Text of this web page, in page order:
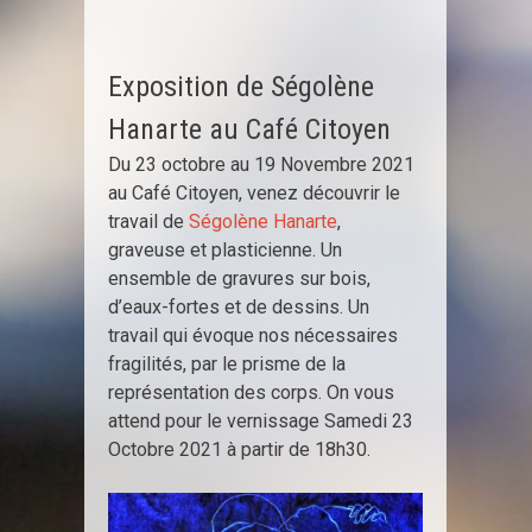
Exposition de Ségolène
Hanarte au Café Citoyen
Du 23 octobre au 19 Novembre 2021
au Café Citoyen, venez découvrir le
travail de Ségolène Hanarte,
graveuse et plasticienne. Un
ensemble de gravures sur bois,
d’eaux-fortes et de dessins. Un
travail qui évoque nos nécessaires
fragilités, par le prisme de la
représentation des corps. On vous
attend pour le vernissage Samedi 23
Octobre 2021 à partir de 18h30.